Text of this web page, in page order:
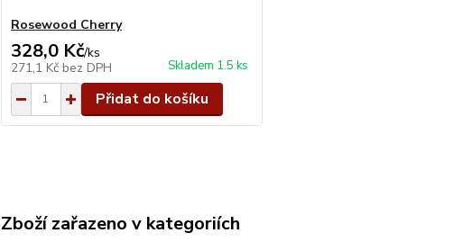
Rosewood Cherry
328,0 Kč/ks
271,1 Kč bez DPH Skladem 1.5 ks
Přidat do košíku
Zboží zařazeno v kategoriích